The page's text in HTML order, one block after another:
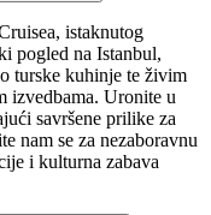
istaknutog
pogled na Istanbul,
turske kuhinje te živim
izvedbama. Uronite u
savršene prilike za
nam se za nezaboravnu
i kulturna zabava